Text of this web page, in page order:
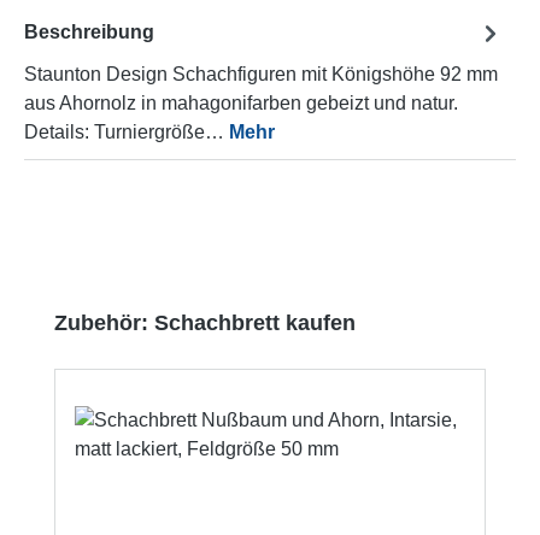
Beschreibung
Staunton Design Schachfiguren mit Königshöhe 92 mm
aus Ahornolz in mahagonifarben gebeizt und natur.
Details: Turniergröße… Mehr
Produktgalerie überspringen
Zubehör: Schachbrett kaufen